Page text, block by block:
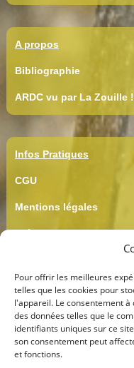
Pour offrir les meilleures
telles que les cookies pour
l'appareil. Le consentement
des données telles que le
identifiants uniques sur ce
son consentement peut
et fonctions.
A propos
Bibliographie
ARDC vu par La Zouille !
Infos Pratiques
CGU
Mentions légales
Crédits
Confidentialité